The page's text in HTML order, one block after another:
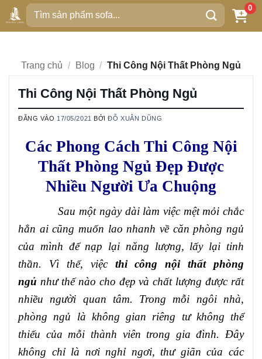
qua
Tìm
kiếm:
0
Trang chủ / Blog / Thi Công Nội Thất Phòng Ngủ
Thi Công Nội Thất Phòng Ngủ
ĐĂNG VÀO 17/05/2021 BỞIĐỖ XUÂN DŨNG
Các Phong Cách Thi Công Nội
Thất Phòng Ngủ Đẹp Được
Nhiều Người Ưa Chuộng
Sau một ngày dài làm việc mệt mỏi chắc
hẳn ai cũng muốn lao nhanh về căn phòng ngủ
của mình để nạp lại năng lượng, lấy lại tinh
thần. Vì thế, việcthi công nội thất phòng
ngủ như thế nào cho đẹp và chất lượng được rất
nhiều người quan tâm. Trong mỗi ngôi nhà,
phòng ngủ là không gian riêng tư không thể
thiếu của mỗi thành viên trong gia đình. Đây
không chỉ là nơi nghỉ ngơi, thư giãn của các